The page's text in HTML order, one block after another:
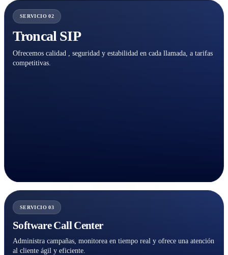
SERVICIO 02
Troncal SIP
Ofrecemos calidad , seguridad y estabilidad en cada llamada, a tarifas
competitivas.
SERVICIO 03
Software Call Center
Administra campañas, monitorea en tiempo real y ofrece una atención
al cliente ágil y eficiente.